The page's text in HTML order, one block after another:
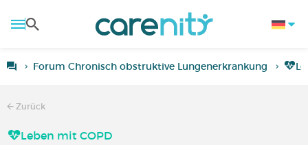
Forum Chronisch obstruktive Lungenerkrankung
Zurück
Leben mit COPD